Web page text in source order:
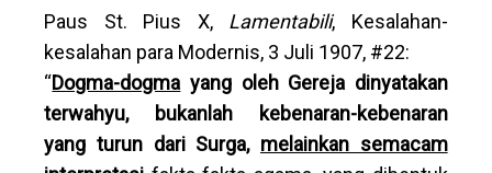
Paus St. Pius X, Lamentabili, Kesalahan-
kesalahan para Modernis, 3 Juli 1907, #22:
“Dogma-dogma yang oleh Gereja dinyatakan
terwahyu, bukanlah kebenaran-kebenaran
yang turun dari Surga, melainkan semacam